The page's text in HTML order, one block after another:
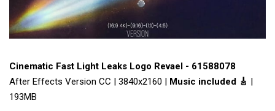
Cinematic Fast Light Leaks Logo Revael - 61588078
After Effects Version CC | 3840x2160 | Music included 🎸 |
193MB